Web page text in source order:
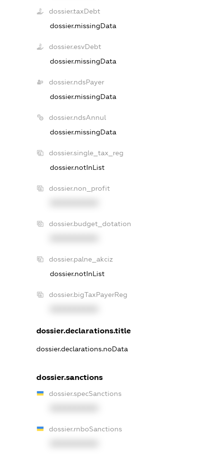
dossier.taxDebt
dossier.missingData
dossier.esvDebt
dossier.missingData
dossier.ndsPayer
dossier.missingData
dossier.ndsAnnul
dossier.missingData
dossier.single_tax_reg
dossier.notInList
dossier.non_profit
dossier.budget_dotation
dossier.palne_akciz
dossier.notInList
dossier.bigTaxPayerReg
dossier.declarations.title
dossier.declarations.noData
dossier.sanctions
dossier.specSanctions
dossier.rnboSanctions